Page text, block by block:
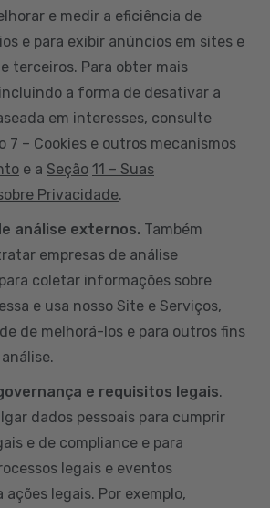
e medir a eficiência de
e para exibir anúncios em sites e
terceiros. Para obter mais
a forma de desativar a
em interesses, consulte
7 – Cookies e outros mecanismos
e a Seção 11 – Suas
Privacidade.
análise externos. Também
empresas de análise
coletar informações sobre
e usa nosso Site e Serviços,
de melhorá-los e para outros fins
e requisitos legais.
dados pessoais para cumprir
e de compliance e para
legais e eventos
ações legais. Por exemplo,